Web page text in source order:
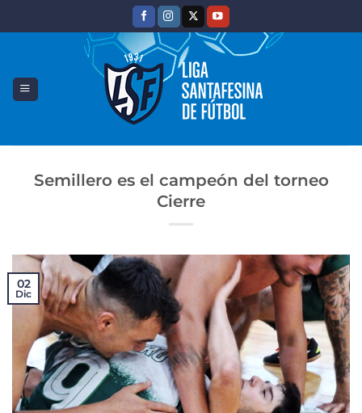
Semillero es el campeón del torneo
Cierre
02
Dic